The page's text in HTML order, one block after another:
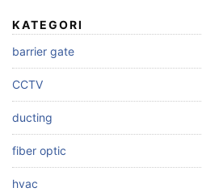
KATEGORI
barrier gate
CCTV
ducting
fiber optic
hvac